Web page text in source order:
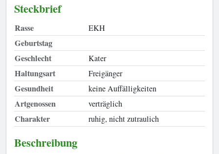
Steckbrief
Rasse EKH
Geburtstag
Geschlecht
Kater
Haltungsart Freigänger
Gesundheit keine Auffälligkeiten
Artgenossen verträglich
Charakter ruhig, nicht zutraulich
Beschreibung